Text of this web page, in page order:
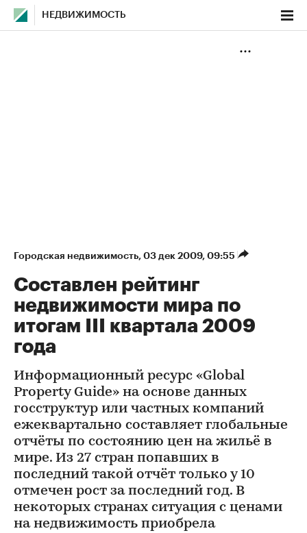
НЕДВИЖИМОСТЬ
Городская недвижимость⁠, 03 дек 2009, 09:55
Составлен рейтинг
недвижимости мира по
итогам III квартала 2009
года
Информационный ресурс «Global
Property Guide» на основе данных
госструктур или частных компаний
ежеквартально составляет глобальные
отчёты по состоянию цен на жильё в
мире. Из 27 стран попавших в
последний такой отчёт только у 10
отмечен рост за последний год. В
некоторых странах ситуация с ценами
на недвижимость приобрела